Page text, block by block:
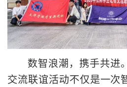
数智浪潮，携手共进
交流联谊活动不仅是一次